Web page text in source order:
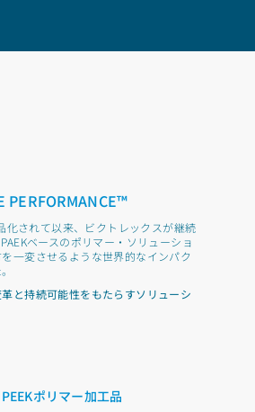
PERFORMANCE™
化されて以来、ビクトレックスが継続
ベースのポリマー・ソリューショ
一変させるような世界的なインパク
と持続可能性をもたらすソリューシ
PEEKポリマー加工品